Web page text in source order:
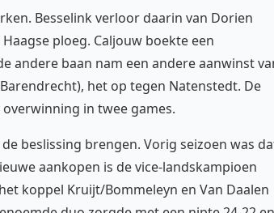
Besselink verloor daarin van Dorien
ploeg. Caljouw boekte een
andere baan nam een andere aanwinst
het op tegen Natenstedt. De
in twee games.
beslissing brengen. Vorig seizoen was
aankopen is de vice-landskampioen
koppel Kruijt/Bommeleyn en Van Daalen